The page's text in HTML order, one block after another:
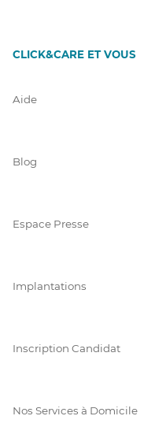
CLICK&CARE ET VOUS
Aide
Blog
Espace Presse
Implantations
Inscription Candidat
Nos Services à Domicile